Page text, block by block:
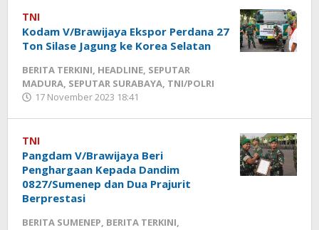
TNI
Kodam V/Brawijaya Ekspor Perdana 27
Ton Silase Jagung ke Korea Selatan
BERITA TERKINI, HEADLINE, SEPUTAR
MADURA, SEPUTAR SURABAYA, TNI/POLRI
17 November 2023 18:41
TNI
Pangdam V/Brawijaya Beri
Penghargaan Kepada Dandim
0827/Sumenep dan Dua Prajurit
Berprestasi
BERITA SUMENEP, BERITA TERKINI,